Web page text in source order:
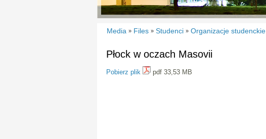
Media » Files » Studenci » Organizacje studenckie
Płock w oczach Masovii
Pobierz plik pdf 33,53 MB